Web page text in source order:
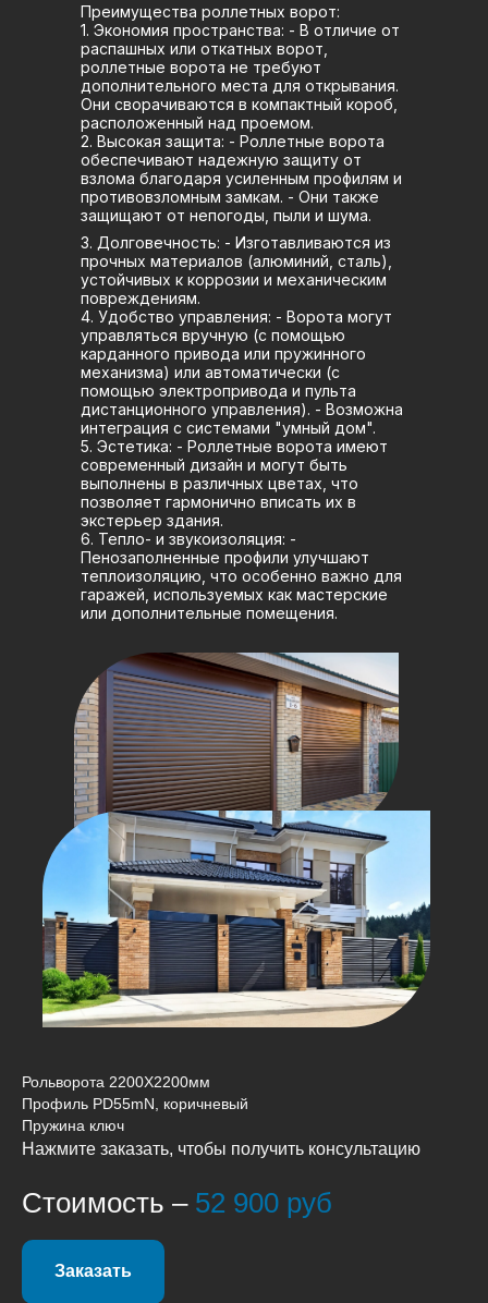
Преимущества роллетных ворот:
1. Экономия пространства: - В отличие от
распашных или откатных ворот,
роллетные ворота не требуют
дополнительного места для открывания.
Они сворачиваются в компактный короб,
расположенный над проемом.
2. Высокая защита: - Роллетные ворота
обеспечивают надежную защиту от
взлома благодаря усиленным профилям и
противовзломным замкам. - Они также
защищают от непогоды, пыли и шума.
3. Долговечность: - Изготавливаются из
прочных материалов (алюминий, сталь),
устойчивых к коррозии и механическим
повреждениям.
4. Удобство управления: - Ворота могут
управляться вручную (с помощью
карданного привода или пружинного
механизма) или автоматически (с
помощью электропривода и пульта
дистанционного управления). - Возможна
интеграция с системами "умный дом".
5. Эстетика: - Роллетные ворота имеют
современный дизайн и могут быть
выполнены в различных цветах, что
позволяет гармонично вписать их в
экстерьер здания.
6. Тепло- и звукоизоляция: -
Пенозаполненные профили улучшают
теплоизоляцию, что особенно важно для
гаражей, используемых как мастерские
или дополнительные помещения.
Рольворота 2200Х2200мм
Профиль PD55mN, коричневый
Пружина ключ
Нажмите заказать, чтобы получить консультацию
Стоимость – 52 900 руб
Заказать